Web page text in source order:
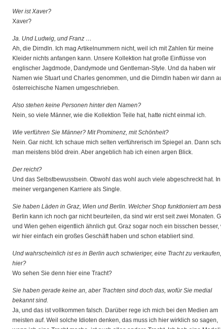
Wer ist Xaver?
Xaver?
Ja. Und Ludwig, und Franz …
Ah, die Dirndln. Ich mag Artikelnummern nicht, weil ich mit Zahlen für meine
Kleider nichts anfangen kann. Unsere Kollektion hat große Einflüsse von
englischer Jagdmode, Dandymode und Gentleman-Style. Und da haben wir
Namen wie Stuart und Charles genommen, und die Dirndln haben wir dann
österreichische Namen umgeschrieben.
Also stehen keine Personen hinter den Namen?
Nein, so viele Männer, wie die Kollektion Teile hat, hatte nicht einmal ich.
Wie verführen Sie Männer? Mit Prominenz, mit Schönheit?
Nein. Gar nicht. Ich schaue mich selten verführerisch im Spiegel an. Dann
man meistens blöd drein. Aber angeblich hab ich einen argen Blick.
Der reicht?
Und das Selbstbewusstsein. Obwohl das wohl auch viele abgeschreckt hat. In
meiner vergangenen Karriere als Single.
Sie haben Läden in Graz, Wien und Berlin. Welcher Shop funktioniert am
Berlin kann ich noch gar nicht beurteilen, da sind wir erst seit zwei Monaten.
und Wien gehen eigentlich ähnlich gut. Graz sogar noch ein bisschen besser,
wir hier einfach ein großes Geschäft haben und schon etabliert sind.
Und wahrscheinlich ist es in Berlin auch schwieriger, eine Tracht zu
hier?
Wo sehen Sie denn hier eine Tracht?
Sie haben gerade keine an, aber Trachten sind doch das, wofür Sie medial
bekannt sind.
Ja, und das ist vollkommen falsch. Darüber rege ich mich bei den Medien am
meisten auf. Weil solche Idioten denken, das muss ich hier wirklich so sagen,